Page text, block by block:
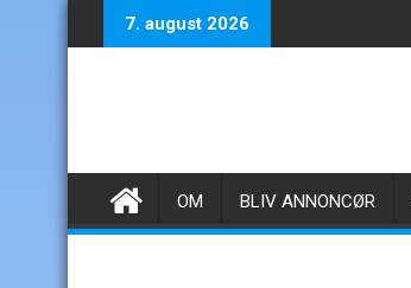
to
7. august 2026
OM BLIV ANNONCØR